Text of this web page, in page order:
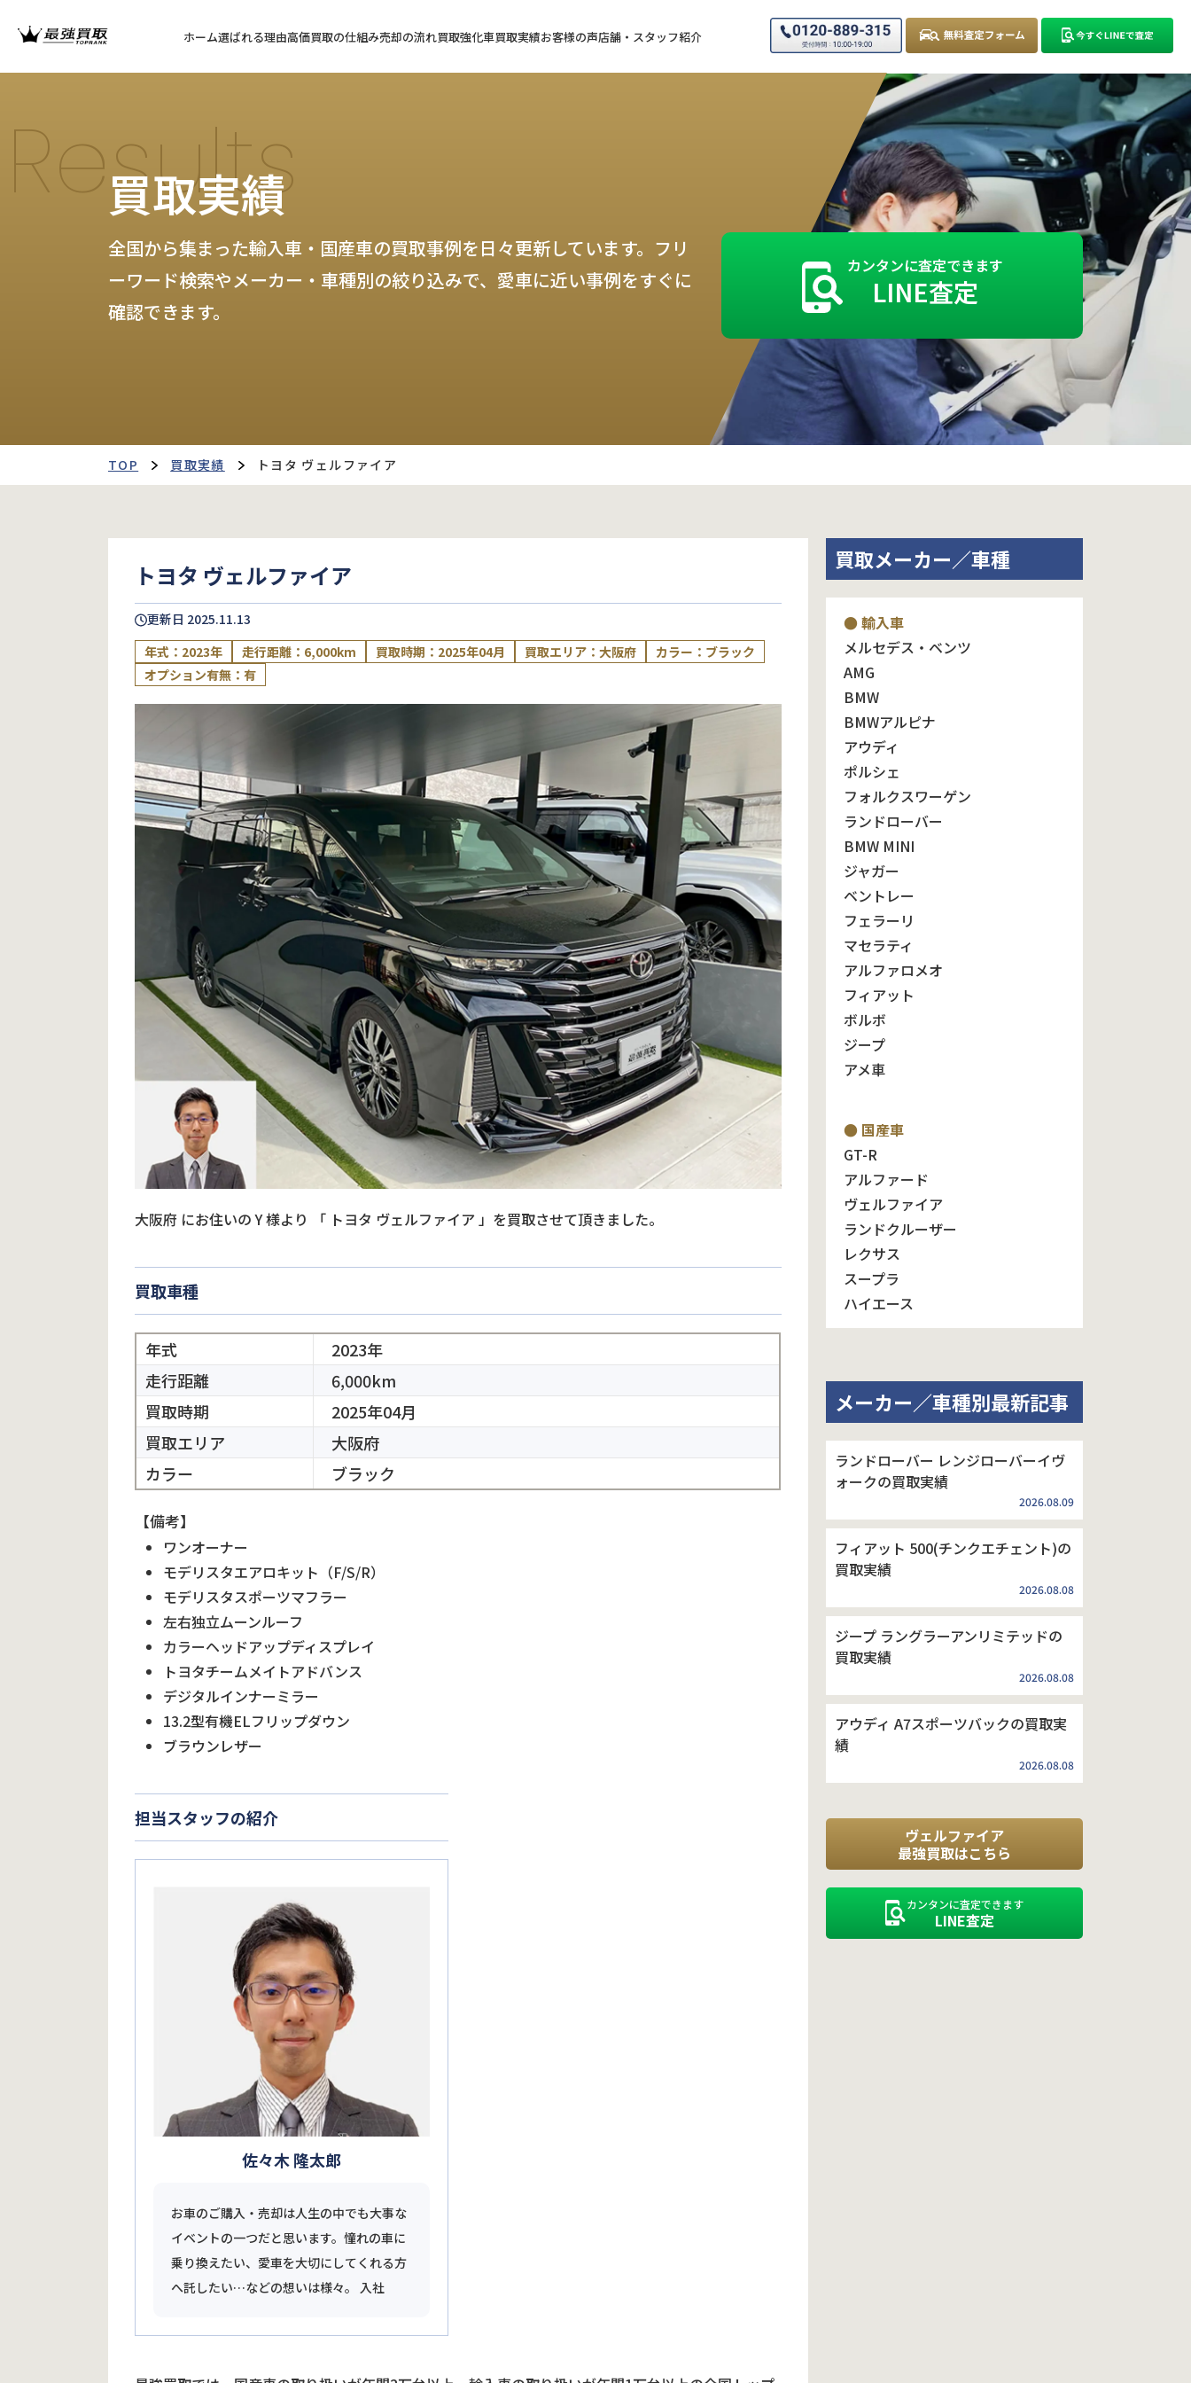
ホーム選ばれる理由高価買取の仕組み売却の流れ買取強化車買取実績お客様の声店舗・スタッフ紹介
Results
買取実績
全国から集まった輸入車・国産車の買取事例を日々更新しています。フリ
ーワード検索やメーカー・車種別の絞り込みで、愛車に近い事例をすぐに
確認できます。
カンタンに査定できます
LINE査定
TOP 買取実績 トヨタ ヴェルファイア
トヨタ ヴェルファイア
更新日 2025.11.13
年式：2023年
走行距離：6,000km 買取時期：2025年04月 買取エリア：大阪府
カラー：ブラック
オプション有無：有
大阪府 にお住いのY様より 「 トヨタ ヴェルファイア」を買取させて頂きました。
買取車種
年式
2023年
走行距離
6,000km
買取時期
2025年04月
買取エリア
大阪府
カラー
ブラック
【備考】
ワンオーナー
モデリスタエアロキット（F/S/R）
モデリスタスポーツマフラー
左右独立ムーンルーフ
カラーヘッドアップディスプレイ
トヨタチームメイトアドバンス
デジタルインナーミラー
13.2型有機ELフリップダウン
ブラウンレザー
担当スタッフの紹介
佐々木 隆太郎
お車のご購入・売却は人生の中でも大事な
イベントの一つだと思います。憧れの車に
乗り換えたい、愛車を大切にしてくれる方
へ託したい…などの想いは様々。 入社
買取メーカー／車種
● 輸入車
メルセデス・ベンツ
AMG
BMW
BMWアルピナ
アウディ
ポルシェ
フォルクスワーゲン
ランドローバー
BMW MINI
ジャガー
ベントレー
フェラーリ
マセラティ
アルファロメオ
フィアット
ボルボ
ジープ
アメ車
● 国産車
GT-R
アルファード
ヴェルファイア
ランドクルーザー
レクサス
スープラ
ハイエース
メーカー／車種別最新記事
ランドローバー レンジローバーイヴ
ォークの買取実績
2026.08.09
フィアット 500(チンクエチェント)の
買取実績
2026.08.08
ジープ ラングラーアンリミテッドの
買取実績
2026.08.08
アウディ A7スポーツバックの買取実
績
2026.08.08
ヴェルファイア
最強買取はこちら
カンタンに査定できます
LINE査定